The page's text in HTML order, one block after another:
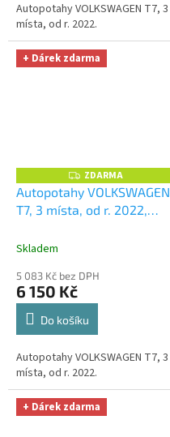
Autopotahy VOLKSWAGEN T7, 3
místa, od r. 2022.
+ Dárek zdarma
Z
D
A
M
ZDARMA
Autopotahy VOLKSWAGEN
T7, 3 místa, od r. 2022,
+ OPTIMÁL utěrka na auto
zdarma v hodnotě 329,-Kč
Skladem
5 083 Kč bez DPH
6 150 Kč
Do košíku
Autopotahy VOLKSWAGEN T7, 3
místa, od r. 2022.
+ Dárek zdarma